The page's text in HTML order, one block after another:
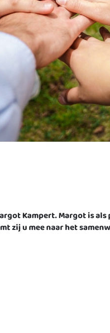
Kampert. Margot is
zij u mee naar het